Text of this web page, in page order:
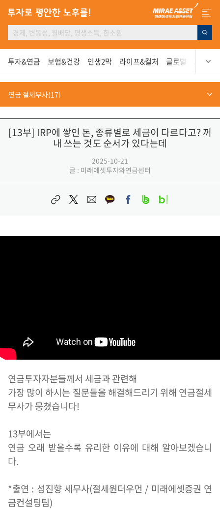
투자&연금 보험&건강 인생2막 라이프&컬처 글로벌 보고서
[13부] IRP에 쌓인 돈, 종류별로 세금이 다르다고? 꺼
내 쓰는 것도 순서가 있다는데
2025-10-21
글 : 미래에셋투자와연금센터
연금투자자분들께서 세금과 관련해
가장 많이 하시는 질문들을 해결해드리기 위해 연금절세
무사가 뭉쳤습니다!
13부에서는
연금 오래 받을수록 유리한 이유에 대해 알아보겠습니
다.
*출연 : 성진향 세무사(절세원더우먼 / 미래에셋증권 연
금컨설팅팀)